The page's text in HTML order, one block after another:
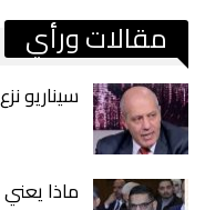
مقالات ورأي
سيناريو
ماذا